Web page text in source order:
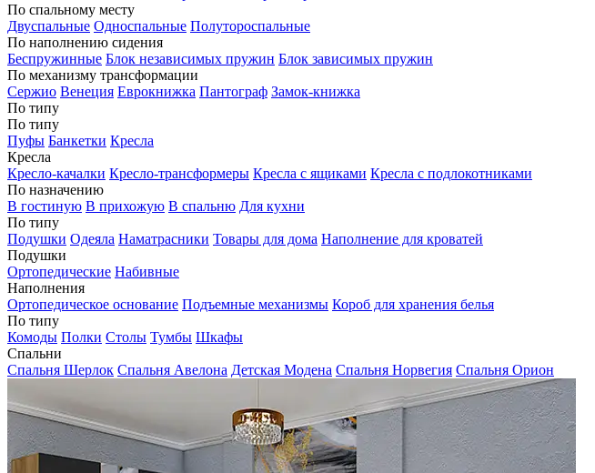
По спальному месту
Двуспальные Односпальные Полутороспальные
По наполнению сидения
Беспружинные Блок независимых пружин Блок зависимых пружин
По механизму трансформации
Сержио Венеция Еврокнижка Пантограф Замок-книжка
По типу
По типу
Пуфы Банкетки Кресла
Кресла
Кресло-качалки Кресло-трансформеры Кресла с ящиками Кресла с подлокотниками
По назначению
В гостиную В прихожую В спальню Для кухни
По типу
Подушки Одеяла Наматрасники Товары для дома Наполнение для кроватей
Подушки
Ортопедические Набивные
Наполнения
Ортопедическое основание Подъемные механизмы Короб для хранения белья
По типу
Комоды Полки Столы Тумбы Шкафы
Спальни
Спальня Шерлок Спальня Авелона Детская Модена Спальня Норвегия Спальня Орион